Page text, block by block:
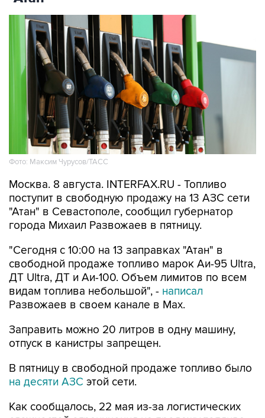
Фото: Максим Чурусов/ТАСС
Москва. 8 августа. INTERFAX.RU - Топливо
"Атан" в Севастополе, сообщил губернатор
города Михаил Развожаев в пятницу.
"Сегодня с 10:00 на 13 заправках "Атан" в
ДТ Ultra, ДТ и Аи-100. Объем лимитов по всем
видам топлива небольшой", - написал
Развожаев в своем канале в Max.
Заправить можно 20 литров в одну машину,
В пятницу в свободной продаже топливо было
Как сообщалось, 22 мая из-за логистических
ввели в Севастополе, с 29 мая - в Крыму. В